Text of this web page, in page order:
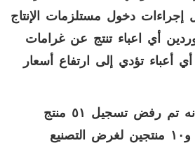
إجراءات دخول مستلزمات الإنتاج
أي اعباء تنتج عن غرامات
أي أعباء تؤدي إلى ارتفاع أسعار
وأضاف «العكازي»، أنه تم رفض تسجيل ٥١ منتج
مستورد من الأعلاف و١٠ منتجين لغرض التصنيع